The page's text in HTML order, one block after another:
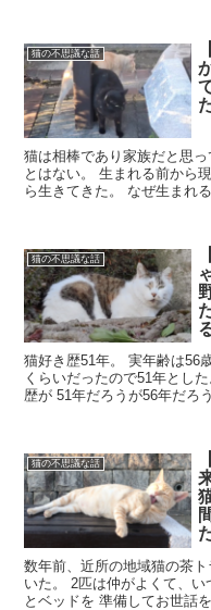
猫の不思議な話
猫は相棒であり家族だと思
とはない。 生まれる前から
ら生きてきた。 なぜ生まれ
猫の不思議な話
猫好き歴51年。 実年齢は56
くらいだったので51年とし
歴が 51年だろうが56年だろ
猫の不思議な話
数年前、近所の地域猫の茶
いた。 2匹は仲がよくて、
とベッドを 準備してお世話